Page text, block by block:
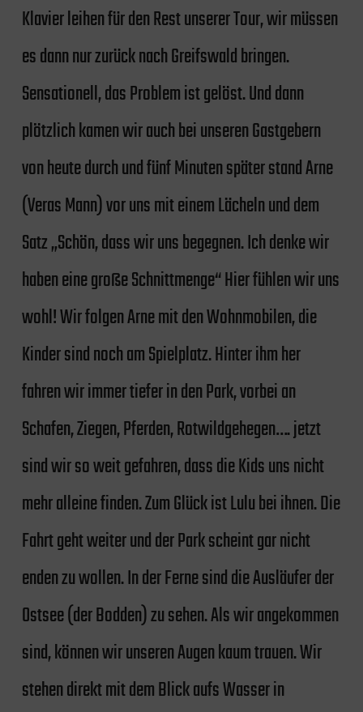
Klavier leihen für den Rest unserer Tour, wir müssen
es dann nur zurück nach Greifswald bringen.
Sensationell, das Problem ist gelöst. Und dann
plötzlich kamen wir auch bei unseren Gastgebern
von heute durch und fünf Minuten später stand Arne
(Veras Mann) vor uns mit einem Lächeln und dem
Satz „Schön, dass wir uns begegnen. Ich denke wir
haben eine große Schnittmenge“ Hier fühlen wir uns
wohl! Wir folgen Arne mit den Wohnmobilen, die
Kinder sind noch am Spielplatz. Hinter ihm her
fahren wir immer tiefer in den Park, vorbei an
Schafen, Ziegen, Pferden, Rotwildgehegen…. jetzt
sind wir so weit gefahren, dass die Kids uns nicht
mehr alleine finden. Zum Glück ist Lulu bei ihnen. Die
Fahrt geht weiter und der Park scheint gar nicht
enden zu wollen. In der Ferne sind die Ausläufer der
Ostsee (der Bodden) zu sehen. Als wir angekommen
sind, können wir unseren Augen kaum trauen. Wir
stehen direkt mit dem Blick aufs Wasser in